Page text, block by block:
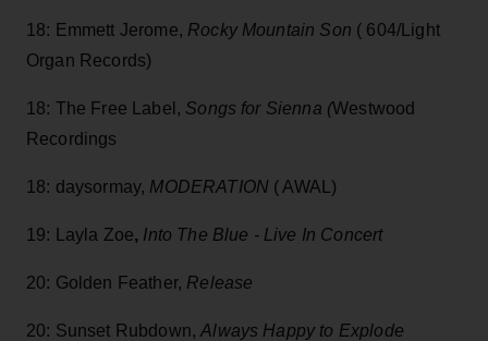
18: Emmett Jerome, Rocky Mountain Son ( 604/Light
Organ Records)
18: The Free Label, Songs for Sienna (Westwood
Recordings
18: daysormay, MODERATION ( AWAL)
19: Layla Zoe, Into The Blue - Live In Concert
20: Golden Feather, Release
20: Sunset Rubdown,Always Happy to Explode